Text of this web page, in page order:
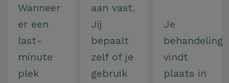
Wanneer
er een
last-
minute
plek
aan vast.
Jij
bepaalt
zelf of je
gebruik
Je
behandeling
vindt
plaats in